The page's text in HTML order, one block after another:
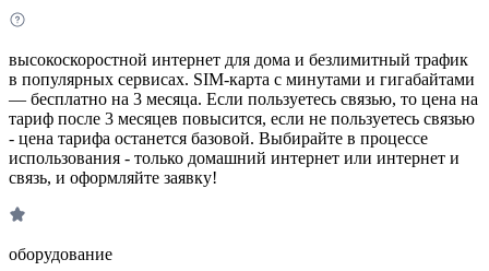
высокоскоростной интернет для дома и безлимитный трафик
в популярных сервисах. SIM-карта с минутами и гигабайтами
— бесплатно на 3 месяца. Если пользуетесь связью, то цена на
тариф после 3 месяцев повысится, если не пользуетесь связью
- цена тарифа останется базовой. Выбирайте в процессе
использования - только домашний интернет или интернет и
связь, и оформляйте заявку!
оборудование